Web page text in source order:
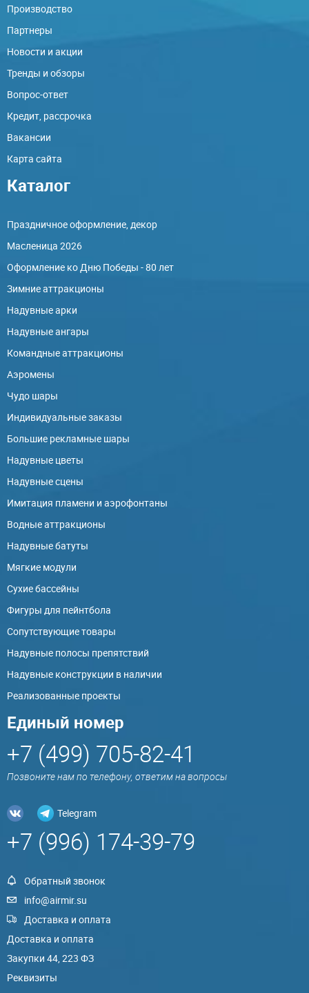
Производство
Партнеры
Новости и акции
Тренды и обзоры
Вопрос-ответ
Кредит, рассрочка
Вакансии
Карта сайта
Каталог
Праздничное оформление, декор
Масленица 2026
Оформление ко Дню Победы - 80 лет
Зимние аттракционы
Надувные арки
Надувные ангары
Командные аттракционы
Аэромены
Чудо шары
Индивидуальные заказы
Большие рекламные шары
Надувные цветы
Надувные сцены
Имитация пламени и аэрофонтаны
Водные аттракционы
Надувные батуты
Мягкие модули
Сухие бассейны
Фигуры для пейнтбола
Сопутствующие товары
Надувные полосы препятствий
Надувные конструкции в наличии
Реализованные проекты
Единый номер
+7 (499) 705-82-41
Позвоните нам по телефону, ответим на вопросы
Telegram
+7 (996) 174-39-79
Обратный звонок
info@airmir.su
Доставка и оплата
Доставка и оплата
Закупки 44, 223 ФЗ
Реквизиты